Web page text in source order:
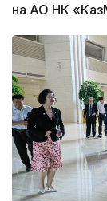
на АО НК